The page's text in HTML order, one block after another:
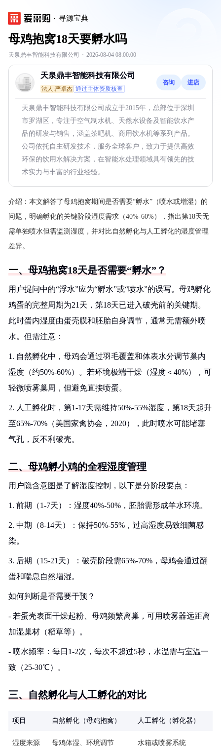
寻源宝典
母鸡抱窝18天要孵水吗
天泉鼎丰智能科技有限公司 · 2026-08-04 08:00:00
天泉鼎丰智能科技有限公司
法人:严卓杰 通过主体资质核查
咨询 进店
天泉鼎丰智能科技有限公司成立于2015年，总部位于深圳
市罗湖区，专注于空气制水机、天然水设备及智能饮水产
品的研发与销售，涵盖茶吧机、商用饮水机等系列产品。
公司依托自主研发技术，服务全球客户，致力于提供高效
环保的饮用水解决方案，在智能水处理领域具有领先的技
术实力与丰富的行业经验。
介绍： 本文解答了母鸡抱窝期间是否需要“孵水”（喷水或增湿）的
问题，明确孵化的关键阶段湿度需求（40%-60%），指出第18天无
需单独喷水但需监测湿度，并对比自然孵化与人工孵化的湿度管理
差异。
一、母鸡抱窝18天是否需要“孵水”？
用户提问中的“浮水”应为“孵水”或“喷水”的误写。母鸡孵化
鸡蛋的完整周期为21天，第18天已进入破壳前的关键期。
此时蛋内湿度由蛋壳膜和胚胎自身调节，通常无需额外喷
水。但需注意：
1. 自然孵化中，母鸡会通过羽毛覆盖和体表水分调节巢内
湿度（约50%-60%）。若环境极端干燥（湿度＜40%），可
轻微喷雾巢周，但避免直接喷蛋。
2. 人工孵化时，第1-17天需维持50%-55%湿度，第18天起升
至65%-70%（美国家禽协会，2020），此时喷水可能堵塞
气孔，反不利破壳。
二、母鸡孵小鸡的全程湿度管理
用户隐含意图是了解湿度控制，以下是分阶段要点：
1. 前期（1-7天）：湿度40%-50%，胚胎需形成羊水环境。
2. 中期（8-14天）：保持50%-55%，过高湿度易致细菌感
染。
3. 后期（15-21天）：破壳阶段需65%-70%，母鸡会通过翻
蛋和喘息自然增湿。
如何判断是否需要干预？
- 若蛋壳表面干燥起粉、母鸡频繁离巢，可用喷雾器远距离
加湿巢材（稻草等）。
- 喷水频率：每日1-2次，每次不超过5秒，水温需与室温一
致（25-30℃）。
三、自然孵化与人工孵化的对比
项目 自然孵化（母鸡抱窝） 人工孵化（孵化器）
湿度来源 母鸡体湿、环境调节 水箱或喷雾系统